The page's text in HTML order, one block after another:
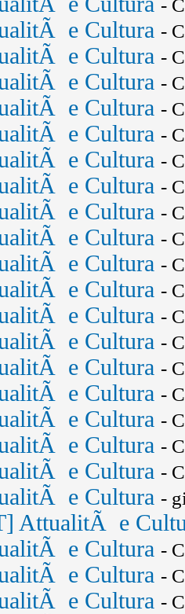
-
e Cultura -
e Cultura -
e Cultura -
e Cultura -
e Cultura -
e Cultura -
e Cultura -
e Cultura -
e Cultura -
e Cultura -
e Cultura -
e Cultura -
e Cultura -
e Cultura -
e Cultura -
e Cultura -
e Cultura -
e Cultura -
e Cultura -
AttualitÃ e
e Cultura -
e Cultura -
e Cultura -